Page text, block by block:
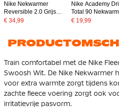
Nike Nekwarmer
Reversible 2.0 Grijs
Zwart - KNVBshop.nl
€ 34,99
Nike Academy
Total 90
Zwart Wit
€ 19,99
Train comfortabel met de Nike
Swoosh Wit. De Nike Nekwarmer
voor extra warmte zorgt tijdens
zachte fleece voering zorgt ook
irritatievrije pasvorm.